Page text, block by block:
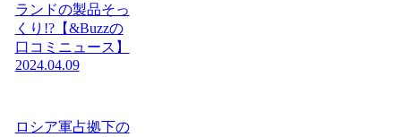
ランドの製品そっ
くり!?【&Buzzの
口コミニュース】
2024.04.09
ロシア軍占拠下の